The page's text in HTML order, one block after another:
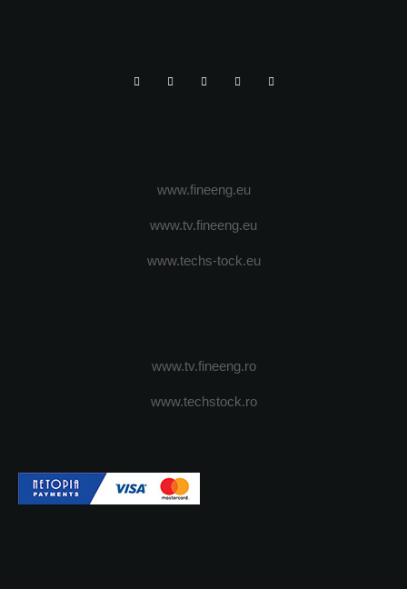
www.fineeng.eu
www.tv.fineeng.eu
www.techs-tock.eu
www.tv.fineeng.ro
www.techstock.ro